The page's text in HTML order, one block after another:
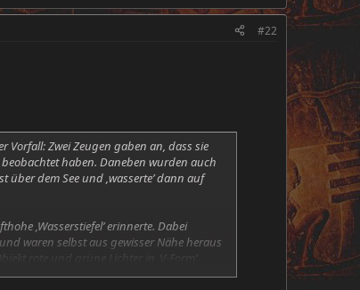
#22
Vorfall: Zwei Zeugen gaben an, dass sie
beobachtet haben. Daneben wurden auch
über dem See und ‚wasserte’ dann auf
‚Wasserstiefel’ erinnerte. Dabei
waren selbst aus gewisser Nähe heraus
rote und grüne Lichter in ‚V-Form’
] untersucht, die auch Kontakt zu